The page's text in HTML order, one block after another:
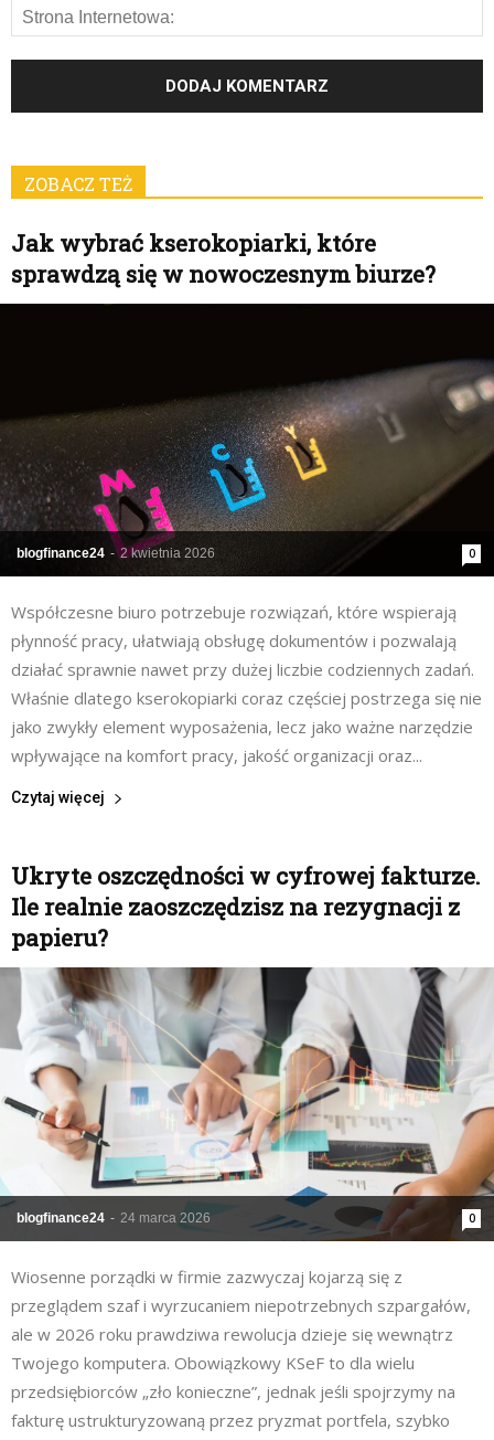
ZOBACZ TEŻ
Jak wybrać kserokopiarki, które
sprawdzą się w nowoczesnym biurze?
blogfinance24 - 2 kwietnia 2026 0
Współczesne biuro potrzebuje rozwiązań, które wspierają
płynność pracy, ułatwiają obsługę dokumentów i pozwalają
działać sprawnie nawet przy dużej liczbie codziennych zadań.
Właśnie dlatego kserokopiarki coraz częściej postrzega się nie
jako zwykły element wyposażenia, lecz jako ważne narzędzie
wpływające na komfort pracy, jakość organizacji oraz...
Czytaj więcej
Ukryte oszczędności w cyfrowej fakturze.
Ile realnie zaoszczędzisz na rezygnacji z
papieru?
blogfinance24 - 24 marca 2026 0
Wiosenne porządki w firmie zazwyczaj kojarzą się z
przeglądem szaf i wyrzucaniem niepotrzebnych szpargałów,
ale w 2026 roku prawdziwa rewolucja dzieje się wewnątrz
Twojego komputera. Obowiązkowy KSeF to dla wielu
przedsiębiorców „zło konieczne”, jednak jeśli spojrzymy na
fakturę ustrukturyzowaną przez pryzmat portfela, szybko